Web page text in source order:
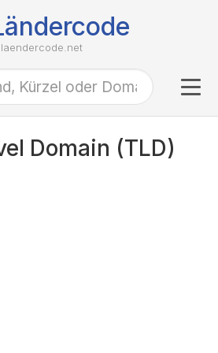
laendercode.net
Domain (TLD)